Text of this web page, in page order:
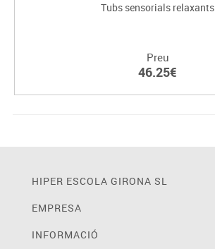
Tubs sensorials relaxants
Preu
46.25€
HIPER ESCOLA GIRONA SL
EMPRESA
INFORMACIÓ